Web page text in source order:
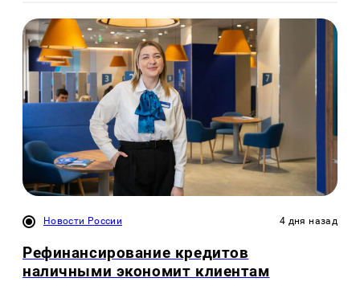
Новости России 4 дня назад
Рефинансирование кредитов
наличными экономит клиентам